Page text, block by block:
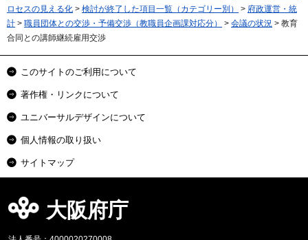
ロセスの見える化 > 検討が終了した項目一覧（カテゴリー別） > 府政運営・統
計 > 職員団体との交渉・予備交渉（教職員企画課対応分） > 会議の状況 > 教育
合同との講師継続雇用交渉
このサイトのご利用について
著作権・リンクについて
ユニバーサルデザインについて
個人情報の取り扱い
サイトマップ
大阪府庁